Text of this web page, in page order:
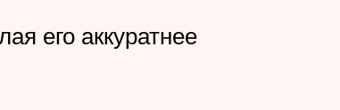
его аккуратнее